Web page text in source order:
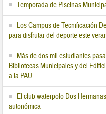
Temporada de Piscinas
Los Campus de Tecnificación
para disfrutar del deporte este
Más de dos mil estudiantes
Bibliotecas Municipales y del
a la PAU
El club waterpolo Dos
autonómica